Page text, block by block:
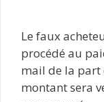
Le faux
procédé au
mail de la part
montant sera